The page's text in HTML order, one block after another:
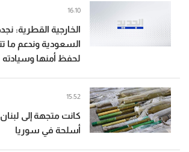
الخارجية القطرية:
السعودية وندعم ما
لحفظ أمنها وسيادته
16:10
كانت متجهة إلى
أسلحة في سوريا
15:52